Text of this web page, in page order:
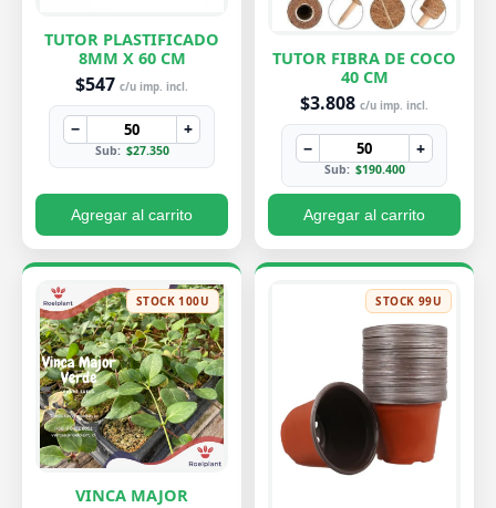
TUTOR PLASTIFICADO
8MM X 60 CM
$547 c/u imp. incl.
− +
Sub: $27.350
Agregar al carrito
TUTOR FIBRA DE COCO
40 CM
$3.808 c/u imp. incl.
− +
Sub: $190.400
Agregar al carrito
STOCK 100U
VINCA MAJOR
STOCK 99U